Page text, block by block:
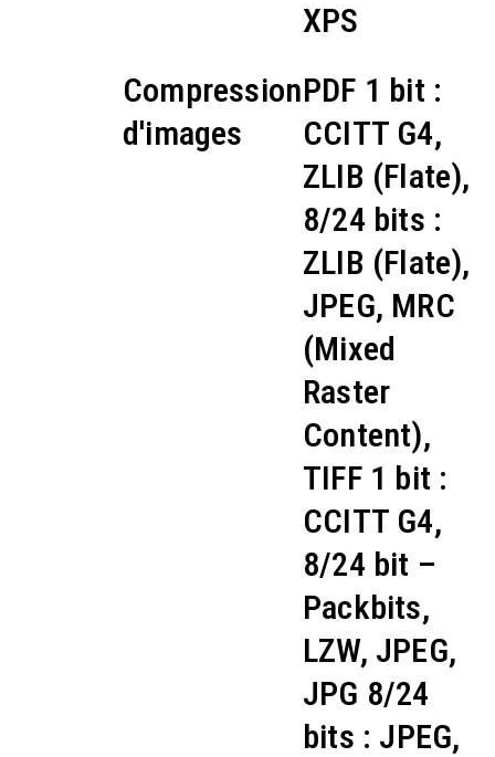
XPS
Compression
d'images
PDF 1 bit :
CCITT G4,
ZLIB (Flate),
8/24 bits :
ZLIB (Flate),
JPEG, MRC
(Mixed
Raster
Content),
TIFF 1 bit :
CCITT G4,
8/24 bit –
Packbits,
LZW, JPEG,
JPG 8/24
bits : JPEG,